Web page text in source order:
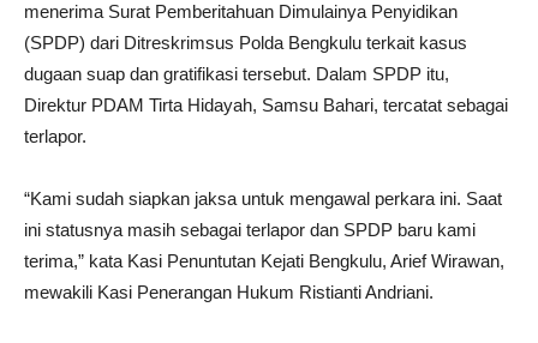
menerima Surat Pemberitahuan Dimulainya Penyidikan
(SPDP) dari Ditreskrimsus Polda Bengkulu terkait kasus
dugaan suap dan gratifikasi tersebut. Dalam SPDP itu,
Direktur PDAM Tirta Hidayah, Samsu Bahari, tercatat sebagai
terlapor.
“Kami sudah siapkan jaksa untuk mengawal perkara ini. Saat
ini statusnya masih sebagai terlapor dan SPDP baru kami
terima,” kata Kasi Penuntutan Kejati Bengkulu, Arief Wirawan,
mewakili Kasi Penerangan Hukum Ristianti Andriani.